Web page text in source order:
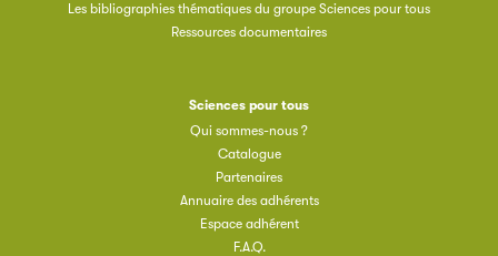
Les bibliographies thématiques du groupe Sciences pour tous
Ressources documentaires
Sciences pour tous
Qui sommes-nous ?
Catalogue
Partenaires
Annuaire des adhérents
Espace adhérent
F.A.Q.
Filéas
ouvrages grâce à Filéas.